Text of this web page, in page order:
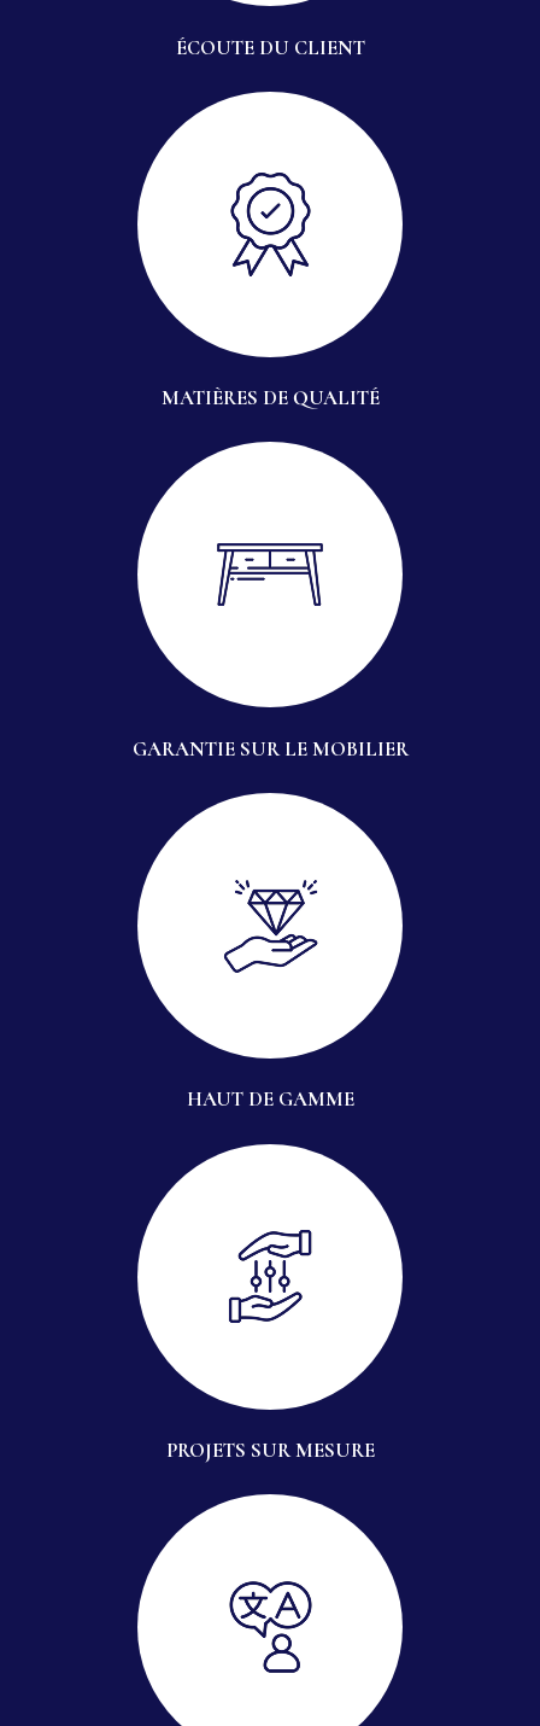
ÉCOUTE DU CLIENT
MATIÈRES DE QUALITÉ
GARANTIE SUR LE MOBILIER
HAUT DE GAMME
PROJETS SUR MESURE